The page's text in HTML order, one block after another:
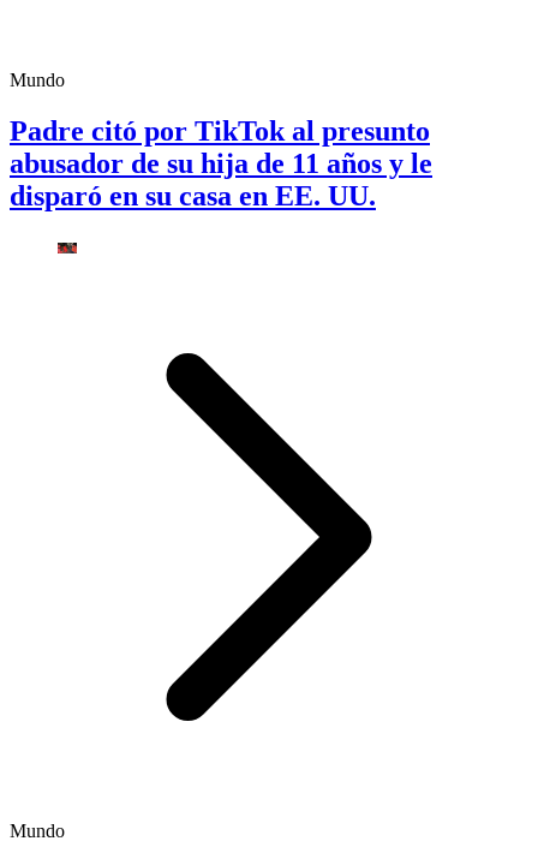
Mundo
Padre citó por TikTok al presunto
abusador de su hija de 11 años y le
disparó en su casa en EE. UU.
Mundo